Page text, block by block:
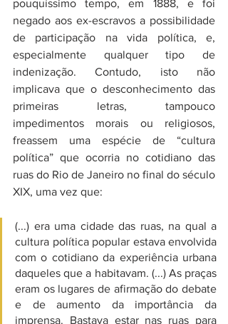
pouquíssimo tempo, em 1888, e foi
negado aos ex-escravos a possibilidade
de participação na vida política, e,
especialmente qualquer tipo de
indenização. Contudo, isto não
implicava que o desconhecimento das
primeiras letras, tampouco
impedimentos morais ou religiosos,
freassem uma espécie de “cultura
política” que ocorria no cotidiano das
ruas do Rio de Janeiro no final do século
XIX, uma vez que:
(...) era uma cidade das ruas, na qual a
cultura política popular estava envolvida
com o cotidiano da experiência urbana
daqueles que a habitavam. (...) As praças
eram os lugares de afirmação do debate
e de aumento da importância da
imprensa. Bastava estar nas ruas para